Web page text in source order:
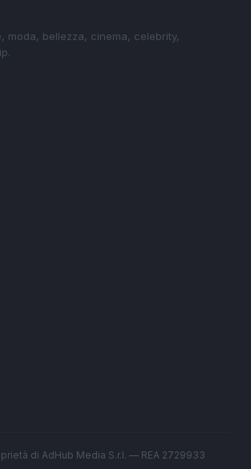
moda, bellezza, cinema, celebrity,
di AdHub Media S.r.l. — REA 2729933